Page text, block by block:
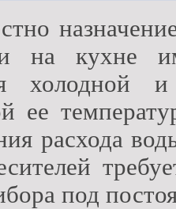
на кухне
холодной
ее
расхода
под